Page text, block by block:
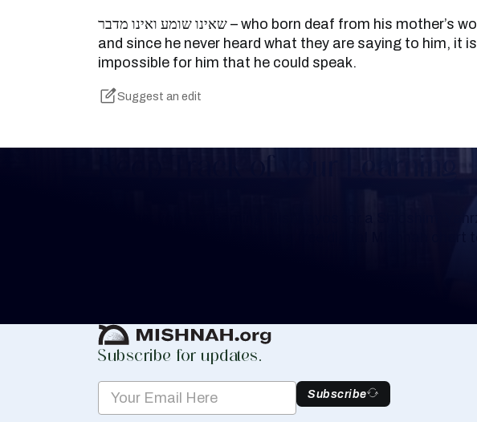
שאינו שומע ואינו מדבר – who born deaf from his mother’s womb,
and since he never heard what they are saying to him, it is
impossible for him that he could speak.
Suggest an edit
Keep Track of your Learning
Subscribe for updates.
Subscribe